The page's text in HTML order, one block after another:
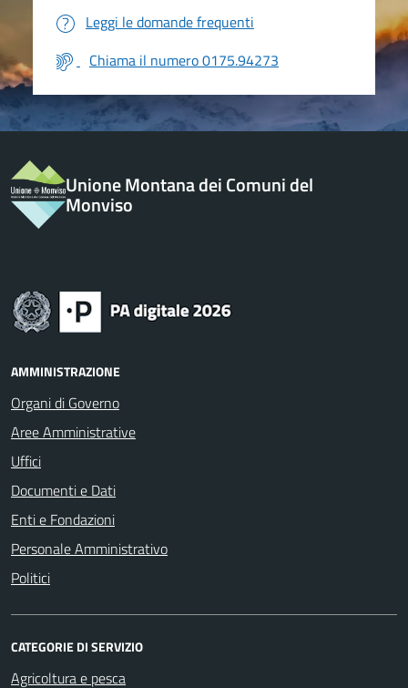
Leggi le domande frequenti
Chiama il numero 0175.94273
Unione Montana dei Comuni del
Monviso
AMMINISTRAZIONE
Organi di Governo
Aree Amministrative
Uffici
Documenti e Dati
Enti e Fondazioni
Personale Amministrativo
Politici
CATEGORIE DI SERVIZIO
Agricoltura e pesca